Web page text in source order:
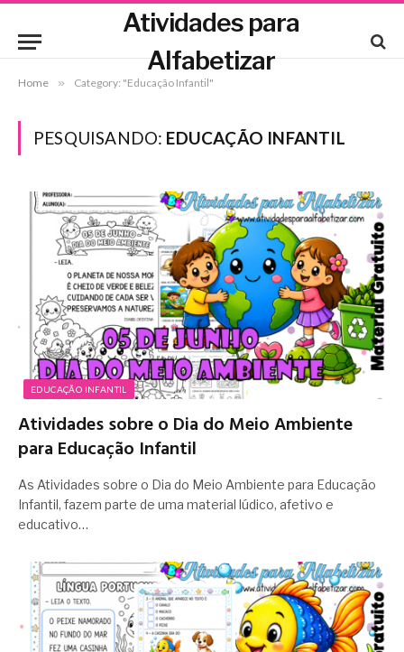
Atividades para
Alfabetizar
Home » Category: "Educação Infantil"
PESQUISANDO: EDUCAÇÃO INFANTIL
EDUCAÇÃO INFANTIL
Atividades sobre o Dia do Meio Ambiente
para Educação Infantil
As Atividades sobre o Dia do Meio Ambiente para Educação
Infantil, fazem parte de uma material lúdico, afetivo e
educativo…